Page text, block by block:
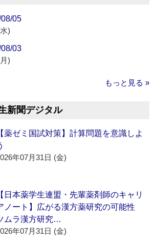
05
)
03
)
もっと見る »
新聞デジタル
【薬ゼミ国試対策】計算問題を意識しよ
年07月31日 (金)
【日本薬学生連盟・先輩薬剤師のキャリ
ノート】広がる漢方薬研究の可能性
ムラ漢方研究…
年07月31日 (金)